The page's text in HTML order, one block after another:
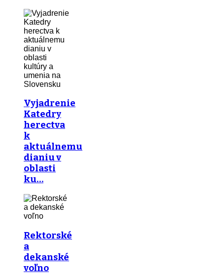
Vyjadrenie
Katedry
herectva
k
aktuálnemu
dianiu v
oblasti
ku…
Rektorské
a
dekanské
voľno